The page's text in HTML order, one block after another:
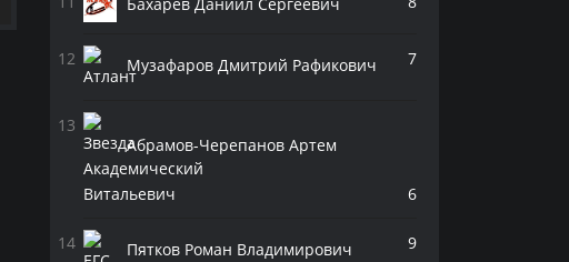
Музафаров Дмитрий Рафикович 7
Абрамов-Черепанов Артем
Витальевич 6
Пятков Роман Владимирович 9